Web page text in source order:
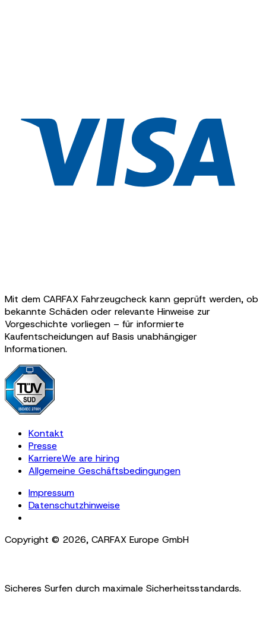
Mit dem CARFAX Fahrzeugcheck kann geprüft werden, ob
bekannte Schäden oder relevante Hinweise zur
Vorgeschichte vorliegen – für informierte
Kaufentscheidungen auf Basis unabhängiger
Informationen.
Kontakt
Presse
KarriereWe are hiring
Allgemeine Geschäftsbedingungen
Impressum
Datenschutzhinweise
Copyright © 2026, CARFAX Europe GmbH
Sicheres Surfen durch maximale Sicherheitsstandards.